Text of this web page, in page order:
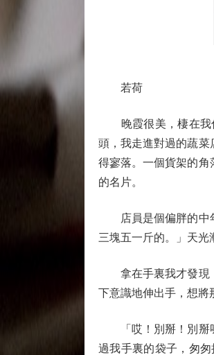
若荷
晚霞很美，棲在我住
頭，我走進對過的蔬
得寥落。一個貨架的角
的名片。
店員是個偏胖的中年
三塊五一斤的。」天光
拿在手裏我才發現，
下意識地伸出手，想將
「哎！別掰！別掰呀
過我手裏的袋子，匆